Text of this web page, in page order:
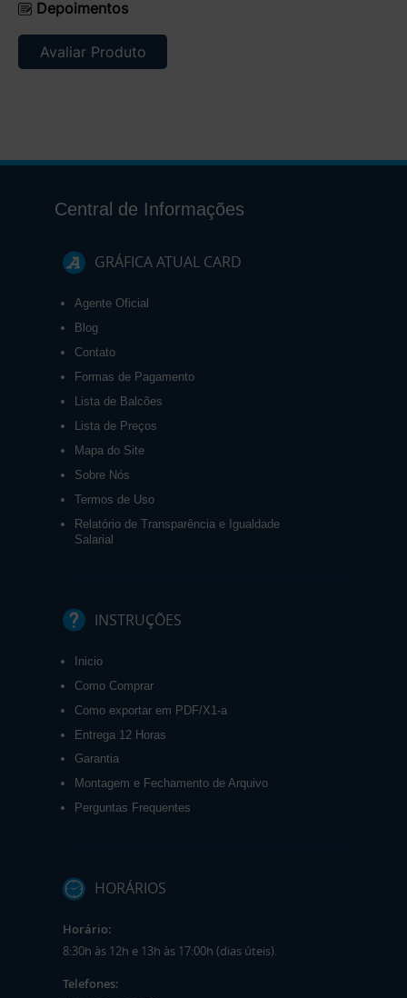
Depoimentos
Avaliar Produto
Central de Informações
GRÁFICA ATUAL CARD
Agente Oficial
Blog
Contato
Formas de Pagamento
Lista de Balcões
Lista de Preços
Mapa do Site
Sobre Nós
Termos de Uso
Relatório de Transparência e Igualdade
Salarial
INSTRUÇÕES
Inicio
Como Comprar
Como exportar em PDF/X1-a
Entrega 12 Horas
Garantia
Montagem e Fechamento de Arquivo
Perguntas Frequentes
HORÁRIOS
Horário:
8:30h às 12h e 13h às 17:00h (dias úteis).
Telefones: